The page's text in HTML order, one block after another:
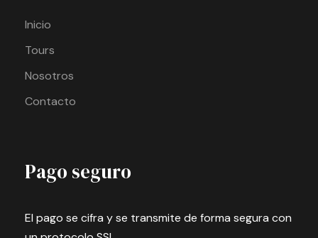
Inicio
Tours
Nosotros
Contacto
Pago seguro
El pago se cifra y se transmite de forma segura con